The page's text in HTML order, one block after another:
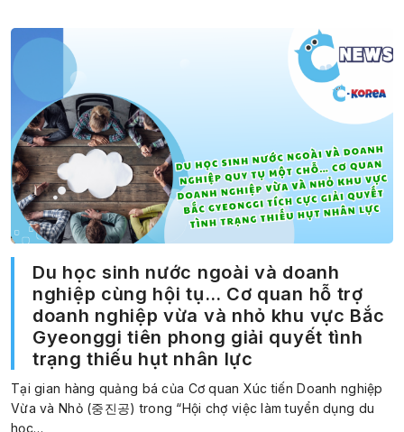
Du học sinh nước ngoài và doanh
nghiệp cùng hội tụ… Cơ quan hỗ trợ
doanh nghiệp vừa và nhỏ khu vực Bắc
Gyeonggi tiên phong giải quyết tình
trạng thiếu hụt nhân lực
Tại gian hàng quảng bá của Cơ quan Xúc tiến Doanh nghiệp
Vừa và Nhỏ (중진공) trong “Hội chợ việc làm tuyển dụng du
học…